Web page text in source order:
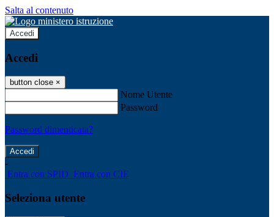
Salta al contenuto
Accedi
Accedi
button close ×
Nome Utente
Password
Password dimenticata?
-
Entra con SPID Entra con CIE
Seleziona utente